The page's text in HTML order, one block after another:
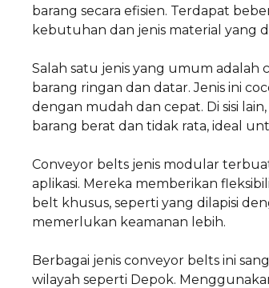
barang secara efisien. Terdapat
kebutuhan dan jenis material yang
Salah satu jenis yang umum
barang ringan dan datar. Jenis ini
dengan mudah dan cepat. Di sisi
barang berat dan tidak rata, ideal
Conveyor belts jenis modular
aplikasi. Mereka memberikan
belt khusus, seperti yang dilapisi
memerlukan keamanan lebih.
Berbagai jenis conveyor belts ini
wilayah seperti Depok.